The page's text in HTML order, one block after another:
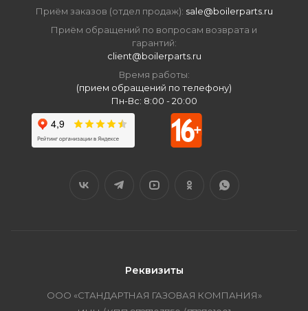
Приём заказов (отдел продаж): sale@boilerparts.ru
Приём обращений по вопросам возврата и
гарантий:
client@boilerparts.ru
Время работы:
(прием обращений по телефону)
Пн-Вс: 8:00 - 20:00
Реквизиты
ООО «СТАНДАРТНАЯ ГАЗОВАЯ КОМПАНИЯ»